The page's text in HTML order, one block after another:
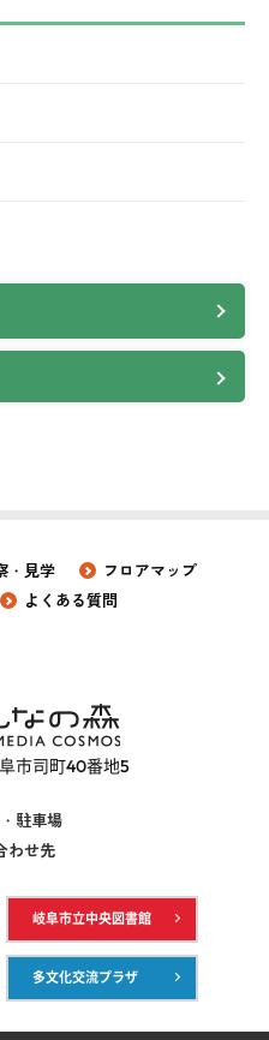
・見学
フロアマップ
よくある質問
市司町40番地5
駐車場
わせ先
岐阜市立中央図書館
多文化交流プラザ